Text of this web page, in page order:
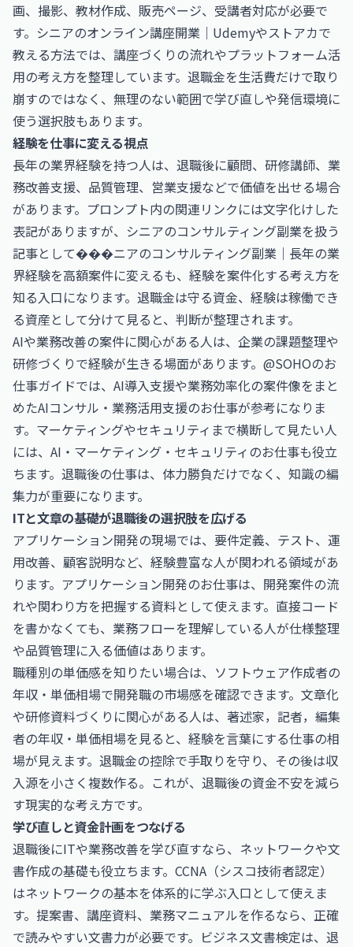
画、撮影、教材作成、販売ページ、受講者対応が必要で
す。 シニアのオンライン講座開業｜Udemyやストアカで
教える方法では、講座づくりの流れやプラットフォーム活
用の考え方を整理しています。退職金を生活費だけで取り
崩すのではなく、無理のない範囲で学び直しや発信環境に
使う選択肢もあります。
経験を仕事に変える視点
長年の業界経験を持つ人は、退職後に顧問、研修講師、業
務改善支援、品質管理、営業支援などで価値を出せる場合
があります。プロンプト内の関連リンクには文字化けした
表記がありますが、シニアのコンサルティング副業を扱う
記事として���ニアのコンサルティング副業｜長年の業
界経験を高額案件に変えるも、経験を案件化する考え方を
知る入口になります。退職金は守る資金、経験は稼働でき
る資産として分けて見ると、判断が整理されます。
AIや業務改善の案件に関心がある人は、企業の課題整理や
研修づくりで経験が生きる場面があります。@SOHOのお
仕事ガイドでは、AI導入支援や業務効率化の案件像をまと
めたAIコンサル・業務活用支援のお仕事が参考になりま
す。マーケティングやセキュリティまで横断して見たい人
には、 AI・マーケティング・セキュリティのお仕事も役立
ちます。退職後の仕事は、体力勝負だけでなく、知識の編
集力が重要になります。
ITと文章の基礎が退職後の選択肢を広げる
アプリケーション開発の現場では、要件定義、テスト、運
用改善、顧客説明など、経験豊富な人が関われる領域があ
ります。 アプリケーション開発のお仕事は、開発案件の流
れや関わり方を把握する資料として使えます。直接コード
を書かなくても、業務フローを理解している人が仕様整理
や品質管理に入る価値はあります。
職種別の単価感を知りたい場合は、 ソフトウェア作成者の
年収・単価相場で開発職の市場感を確認できます。文章化
や研修資料づくりに関心がある人は、 著述家，記者，編集
者の年収・単価相場を見ると、経験を言葉にする仕事の相
場が見えます。退職金の控除で手取りを守り、その後は収
入源を小さく複数作る。これが、退職後の資金不安を減ら
す現実的な考え方です。
学び直しと資金計画をつなげる
退職後にITや業務改善を学び直すなら、ネットワークや文
書作成の基礎も役立ちます。 CCNA（シスコ技術者認定）
はネットワークの基本を体系的に学ぶ入口として使えま
す。提案書、講座資料、業務マニュアルを作るなら、正確
で読みやすい文書力が必要です。 ビジネス文書検定は、退